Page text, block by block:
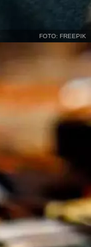
FOTO: FREEPIK